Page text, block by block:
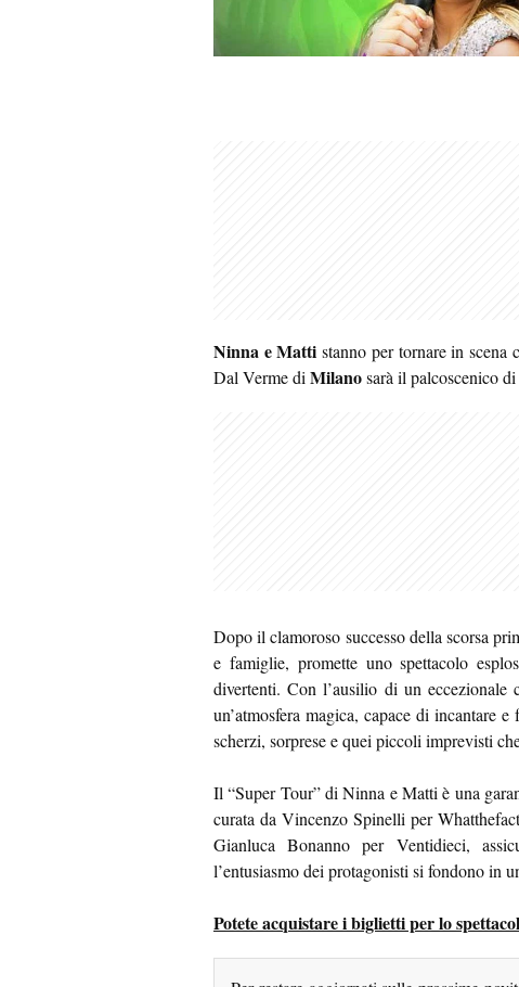
Ninna e Matti stanno per tornare in
Dal Verme diMilanosarà il palcoscenico
Dopo il clamoroso successo della scorsa
e famiglie, promette uno spettacolo
divertenti. Con l’ausilio di un
un’atmosfera magica, capace di incantare
scherzi, sorprese e quei piccoli imprevisti
Il “Super Tour” di Ninna e Matti è una
curata da Vincenzo Spinelli per
Gianluca Bonanno per Ventidieci,
l’entusiasmo dei protagonisti si fondono in
Potete acquistare i biglietti per lo